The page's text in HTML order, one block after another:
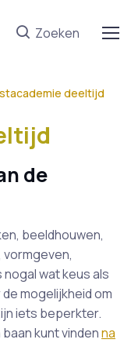
Zoeken
deeltijd
de
beeldhouwen,
wat keus als
mogelijkheid om
iets beperkter.
kunt vindenna